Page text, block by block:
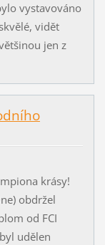
vystavováno
vidět
jen z
krásy!
obdržel
od FCI
udělen